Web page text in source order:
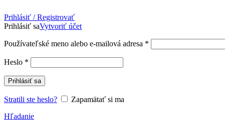
Prihlásiť / Registrovať
Prihlásiť saVytvoriť účet
Používateľské meno alebo e-mailová adresa *
Heslo *
Prihlásiť sa
Stratili ste heslo?
Zapamätať si ma
Hľadanie